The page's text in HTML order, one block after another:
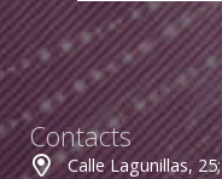
Contacts
Calle Lagunillas,